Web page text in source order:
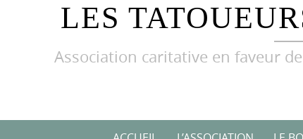
LES
Association caritative en faveur